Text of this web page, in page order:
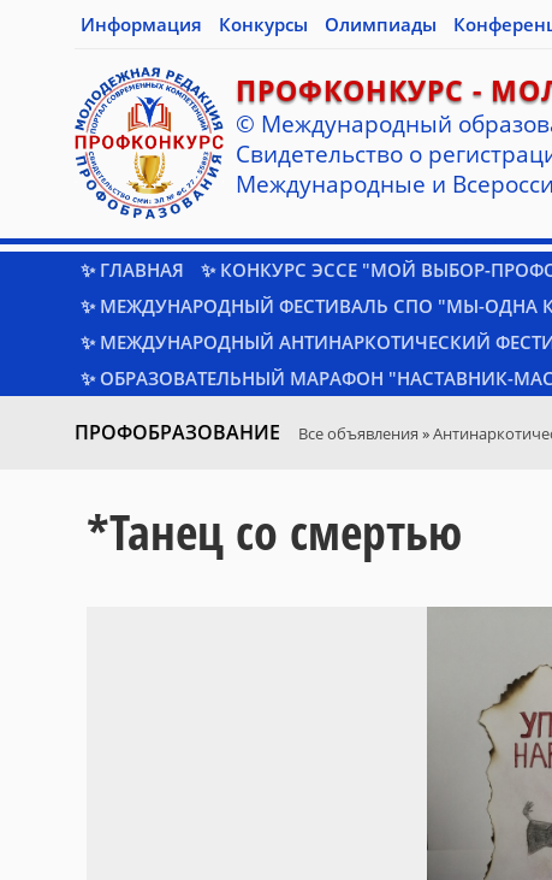
Информация Конкурсы Олимпиады
ПРОФКОНКУРС -
© Международный
Cвидетельство о
Международные и
✨ ГЛАВНАЯ ✨ КОНКУРС ЭССЕ "МОЙ ВЫБОР-
✨ МЕЖДУНАРОДНЫЙ ФЕСТИВАЛЬ СПО "МЫ-ОДНА
✨ МЕЖДУНАРОДНЫЙ АНТИНАРКОТИЧЕСКИЙ
✨ ОБРАЗОВАТЕЛЬНЫЙ МАРАФОН "НАСТАВНИК-
ПРОФОБРАЗОВАНИЕ Все объявления »
*Танец со смертью